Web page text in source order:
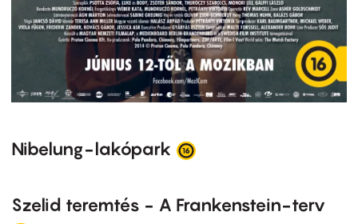
Nibelung-lakópark
Szelid teremtés - A Frankenstein-terv